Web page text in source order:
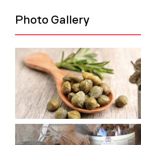
Photo Gallery